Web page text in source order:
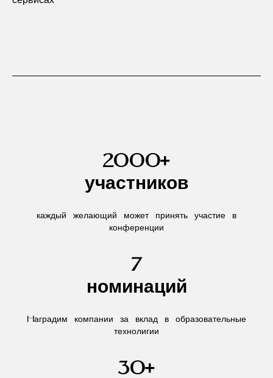
2000+
участников
каждый желающий может принять участие в
конференции
7
номинаций
Наградим компании за вклад в образовательные
технолигии
30+